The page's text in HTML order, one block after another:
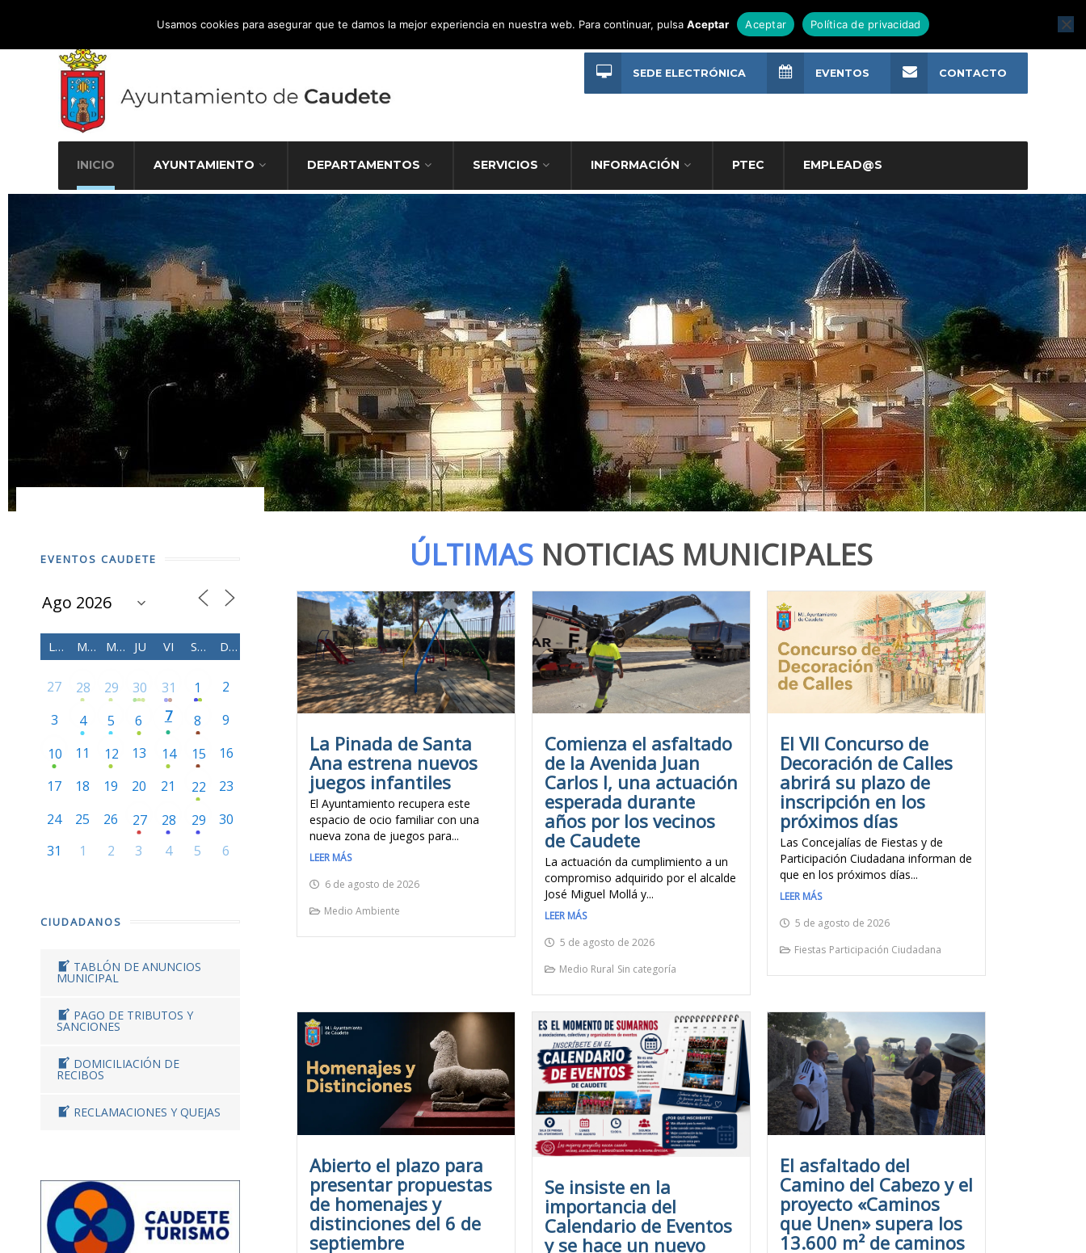
Atención Ciudadana 965 827 000
INICIO AYUNTAMIENTO DEPARTAMENTOS SERVICIOS INFORMACIÓN PTEC EMPLEAD@S
SEDE ELECTRÓNICA EVENTOS CONTACTO
EVENTOS CAUDETE
LU MA MI JU VI SÁ DO
27 28 29 30 31 1
2
3
4 5 6 7 8
9
10
11 12 13 14 15
16
17
18 19 20 21 22
23
24
25 26 27 28 29
30
31
1 2 3 4 5 6
CIUDADANOS
TABLÓN DE ANUNCIOS
MUNICIPAL
PAGO DE TRIBUTOS Y
SANCIONES
DOMICILIACIÓN DE
RECIBOS
RECLAMACIONES Y QUEJAS
ÚLTIMAS NOTICIAS MUNICIPALES
La Pinada de Santa
Ana estrena nuevos
juegos infantiles
El Ayuntamiento recupera este
espacio de ocio familiar con una
nueva zona de juegos para...
LEER MÁS
6 de agosto de 2026
Medio Ambiente
Comienza el asfaltado
de la Avenida Juan
Carlos I, una actuación
esperada durante
años por los vecinos
de Caudete
La actuación da cumplimiento a un
compromiso adquirido por el alcalde
José Miguel Mollá y...
LEER MÁS
5 de agosto de 2026
Medio Rural Sin categoría
El VII Concurso de
Decoración de Calles
abrirá su plazo de
inscripción en los
próximos días
Las Concejalías de Fiestas y de
Participación Ciudadana informan de
que en los próximos días...
LEER MÁS
5 de agosto de 2026
Fiestas Participación Ciudadana
Abierto el plazo para
presentar propuestas
de homenajes y
distinciones del 6 de
septiembre
Se insiste en la
importancia del
Calendario de Eventos
y se hace un nuevo
El asfaltado del
Camino del Cabezo y el
proyecto «Caminos
que Unen» supera los
13.600 m² de caminos
Usamos cookies para asegurar que te damos la mejor experiencia en nuestra web. Para continuar, pulsaAceptar Aceptar Política de privacidad